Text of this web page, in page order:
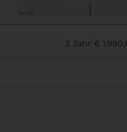
3. Jahr: €